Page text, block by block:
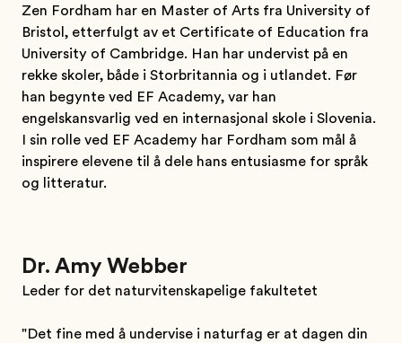
Zen Fordham har en Master of Arts fra University of
Bristol, etterfulgt av et Certificate of Education fra
University of Cambridge. Han har undervist på en
rekke skoler, både i Storbritannia og i utlandet. Før
han begynte ved EF Academy, var han
engelskansvarlig ved en internasjonal skole i Slovenia.
I sin rolle ved EF Academy har Fordham som mål å
inspirere elevene til å dele hans entusiasme for språk
og litteratur.
Dr. Amy Webber
Leder for det naturvitenskapelige fakultetet
"Det fine med å undervise i naturfag er at dagen din